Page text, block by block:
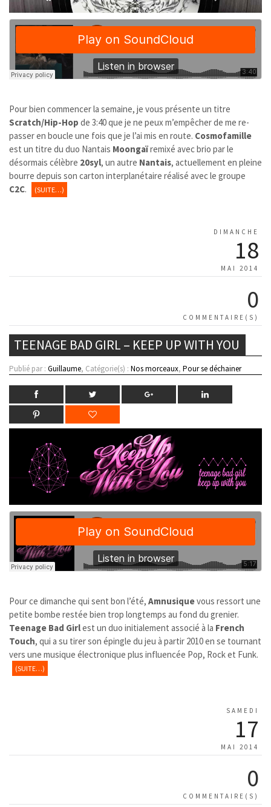
Pour bien commencer la semaine, je vous présente un titre
Scratch/Hip-Hop de 3:40 que je ne peux m’empêcher de me re-
passer en boucle une fois que je l’ai mis en route. Cosmofamille
est un titre du duo Nantais Moongaïremixé avec brio par le
désormais célèbre 20syl, un autre Nantais, actuellement en pleine
bourre depuis son carton interplanétaire réalisé avec le groupe
C2C. (SUITE…)
DIMANCHE
18
MAI 2014
0
COMMENTAIRE(S)
TEENAGE BAD GIRL – KEEP UP WITH YOU
Publié par : Guillaume, Catégorie(s) : Nos morceaux, Pour se déchainer
Pour ce dimanche qui sent bon l’été, Amnusiquevous ressort une
petite bombe restée bien trop longtemps au fond du grenier.
Teenage Bad Girlest un duo initialement associé à la French
Touch, qui a su tirer son épingle du jeu à partir 2010 en se tournant
vers une musique électronique plus influencée Pop, Rock et Funk.
(SUITE…)
SAMEDI
17
MAI 2014
0
COMMENTAIRE(S)